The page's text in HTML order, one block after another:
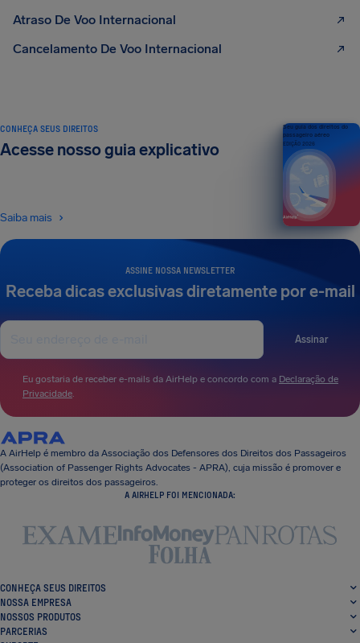
Atraso De Voo Internacional
Cancelamento De Voo Internacional
ASSINE NOSSA NEWSLETTER
Receba dicas exclusivas diretamente por e-mail
Assinar
Eu gostaria de receber e-mails da AirHelp e concordo com a Declaração de
Privacidade.
CONHEÇA SEUS DIREITOS
Acesse nosso guia explicativo
Saiba mais
Seu guia dos direitos do
passageiro aéreo
EDIÇÃO 2026
A AirHelp é membro da Associação dos Defensores dos Direitos dos Passageiros
(Association of Passenger Rights Advocates - APRA), cuja missão é promover e
proteger os direitos dos passageiros.
A AIRHELP FOI MENCIONADA:
CONHEÇA SEUS DIREITOS
NOSSA EMPRESA
NOSSOS PRODUTOS
PARCERIAS